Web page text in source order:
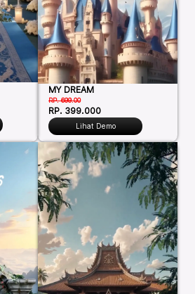
MY DREAM
RP. 699.00
RP. 399.000
Lihat Demo